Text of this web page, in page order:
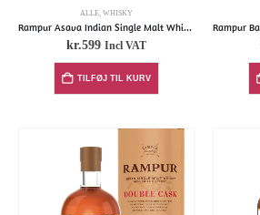
ALLE WHISKY
Rampur Asava Indian Single Malt Whisky (in giftbox)
kr.599 Incl VAT
TILFØJ TIL KURV